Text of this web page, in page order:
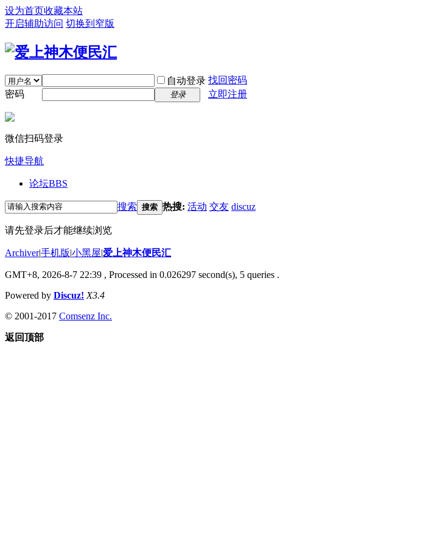
设为首页收藏本站
开启辅助访问 切换到窄版
自动登录 找回密码
密码
登录 立即注册
微信扫码登录
快捷导航
论坛BBS
搜索 搜索 热搜: 活动 交友 discuz
请先登录后才能继续浏览
Archiver|手机版|小黑屋|爱上神木便民汇
GMT+8, 2026-8-7 22:39 , Processed in 0.026297 second(s), 5 queries .
Powered by Discuz! X3.4
© 2001-2017 Comsenz Inc.
返回顶部